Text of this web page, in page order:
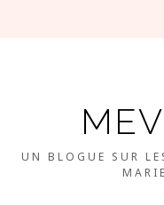
UN BLOGUE SUR